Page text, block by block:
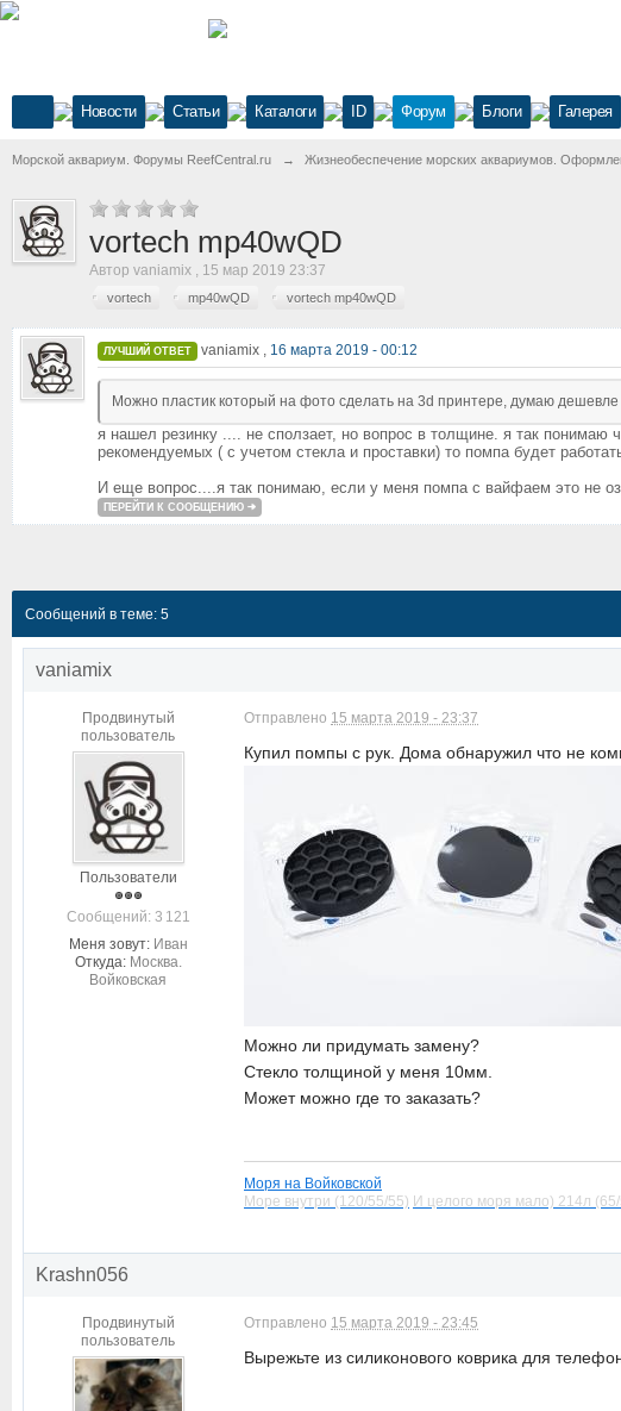
Новости Статьи Каталоги ID Форум Блоги Галерея
Морской аквариум. Форумы ReefCentral.ru → Жизнеобеспечение морских аквариумов.
vortech mp40wQD
Автор vaniamix , 15 мар 2019 23:37
vortech mp40wQD vortech mp40wQD
ЛУЧШИЙ ОТВЕТ vaniamix , 16 марта 2019 - 00:12
Можно пластик который на фото сделать на 3d принтере, думаю
я нашел резинку .... не сползает, но вопрос в толщине. я так понимаю
рекомендуемых ( с учетом стекла и проставки) то помпа будет
И еще вопрос....я так понимаю, если у меня помпа с вайфаем это не
ПЕРЕЙТИ К СООБЩЕНИЮ
Сообщений в теме: 5
vaniamix
Продвинутый
пользователь
Пользователи
Cообщений: 3 121
Меня зовут: Иван
Откуда: Москва.
Войковская
Отправлено 15 марта 2019 - 23:37
Купил помпы с рук. Дома обнаружил что не
Можно ли придумать замену?
Стекло толщиной у меня 10мм.
Может можно где то заказать?
Моря на Войковской
Море внутри (120/55/55) И целого моря мало) 214л
Krashn056
Продвинутый
пользователь
Отправлено 15 марта 2019 - 23:45
Вырежьте из силиконового коврика для